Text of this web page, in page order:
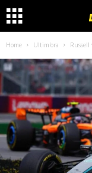
Home Ultim'ora